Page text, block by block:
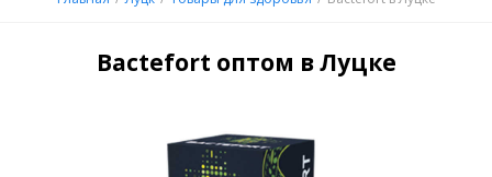
Bactefort оптом в Луцке